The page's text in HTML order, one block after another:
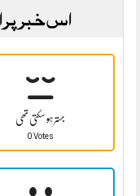
اس خبر پر
بہتر ہو سکتی تھی
0 Votes